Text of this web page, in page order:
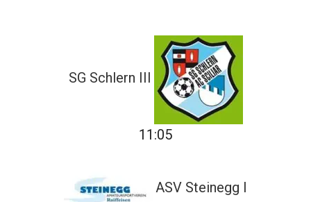
SG Schlern III
11:05
ASV Steinegg I